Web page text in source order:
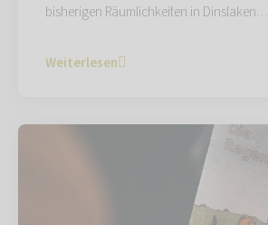
bisherigen Räumlichkeiten in Dinslaken…
Weiterlesen